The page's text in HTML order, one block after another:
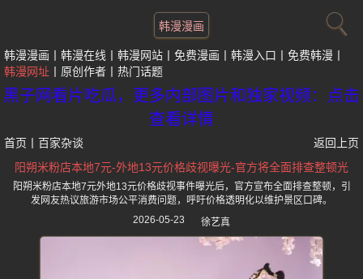
韩漫漫画
韩漫漫画 韩漫在线 韩漫网站 免费漫画 韩漫入口
免费韩漫
韩漫网址
原创作者 热门话题
黑子网看片吃瓜，更多内部图片和独家视频：点击
查看详情
首页 百家杂谈
返回上页
阳朔米粉店本地7元-外地13元价格歧视曝光-官方将全面排查整顿光
阳朔米粉店本地7元外地13元价格歧视事件曝光后，官方宣布全面排查整顿，引
发网友热议旅游市场公平消费问题，呼吁价格透明化以维护景区口碑。
2026-05-23
徐艺真